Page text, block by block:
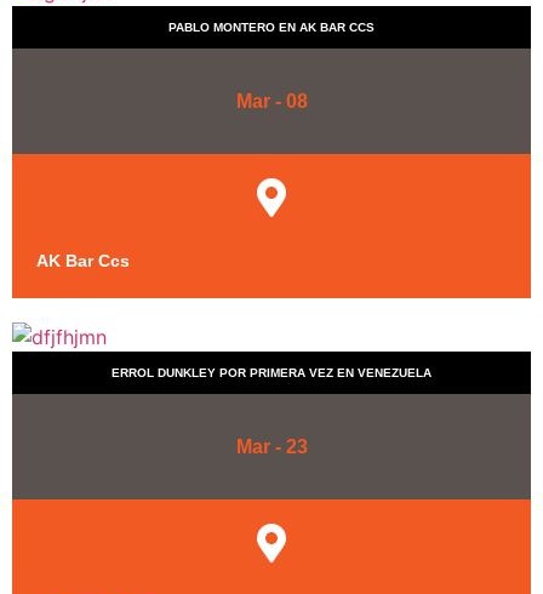
PABLO MONTERO EN AK BAR CCS
Mar - 08
AK Bar Ccs
ERROL DUNKLEY POR PRIMERA VEZ EN VENEZUELA
Mar - 23